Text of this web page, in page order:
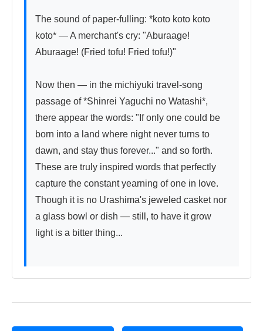
The sound of paper-fulling: *koto koto koto
koto* — A merchant's cry: "Aburaage!
Aburaage! (Fried tofu! Fried tofu!)"
Now then — in the michiyuki travel-song
passage of *Shinrei Yaguchi no Watashi*,
there appear the words: "If only one could be
born into a land where night never turns to
dawn, and stay thus forever..." and so forth.
These are truly inspired words that perfectly
capture the constant yearning of one in love.
Though it is no Urashima's jeweled casket nor
a glass bowl or dish — still, to have it grow
light is a bitter thing...